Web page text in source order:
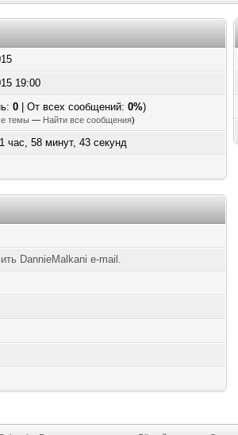
19:00
0 | От всех сообщений:0%)
темы — Найти все сообщения)
час, 58 минут, 43 секунд
DannieMalkani e-mail.